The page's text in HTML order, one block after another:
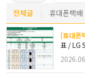
전체글 휴대폰택배
[휴대폰
표 / LG
리 상품